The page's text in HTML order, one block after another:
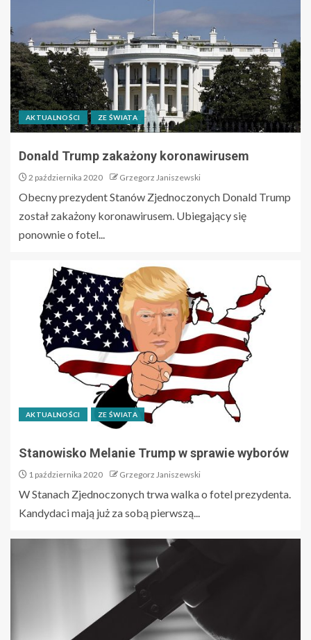
AKTUALNOŚCI ZE ŚWIATA
Donald Trump zakażony koronawirusem
2 października 2020 Grzegorz Janiszewski
Obecny prezydent Stanów Zjednoczonych Donald Trump
został zakażony koronawirusem. Ubiegający się
ponownie o fotel...
AKTUALNOŚCI ZE ŚWIATA
Stanowisko Melanie Trump w sprawie wyborów
1 października 2020 Grzegorz Janiszewski
W Stanach Zjednoczonych trwa walka o fotel prezydenta.
Kandydaci mają już za sobą pierwszą...